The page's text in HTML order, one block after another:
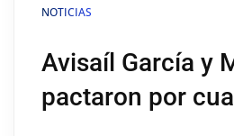
NOTICIAS
Avisaíl García y
pactaron por